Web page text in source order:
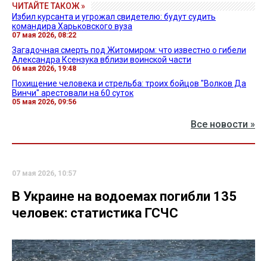
ЧИТАЙТЕ ТАКОЖ »
Избил курсанта и угрожал свидетелю: будут судить
командира Харьковского вуза
07 мая 2026, 08:22
Загадочная смерть под Житомиром: что известно о гибели
Александра Ксензука вблизи воинской части
06 мая 2026, 19:48
Похищение человека и стрельба: троих бойцов "Волков Да
Винчи" арестовали на 60 суток
05 мая 2026, 09:56
Все новости »
07 мая 2026, 10:57
В Украине на водоемах погибли 135
человек: статистика ГСЧС